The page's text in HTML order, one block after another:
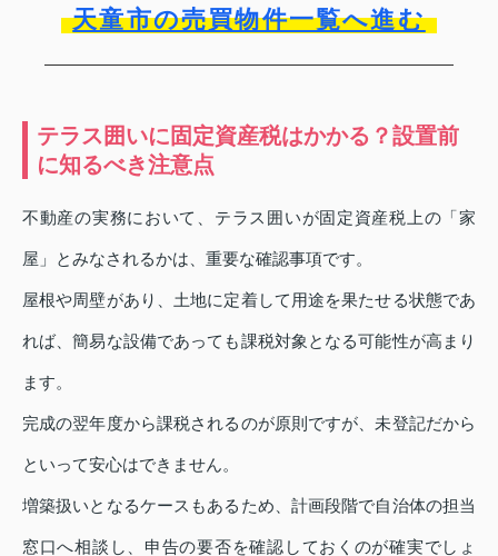
天童市の売買物件一覧へ進む
テラス囲いに固定資産税はかかる？設置前
に知るべき注意点
不動産の実務において、テラス囲いが固定資産税上の「家
屋」とみなされるかは、重要な確認事項です。
屋根や周壁があり、土地に定着して用途を果たせる状態であ
れば、簡易な設備であっても課税対象となる可能性が高まり
ます。
完成の翌年度から課税されるのが原則ですが、未登記だから
といって安心はできません。
増築扱いとなるケースもあるため、計画段階で自治体の担当
窓口へ相談し、申告の要否を確認しておくのが確実でしょ